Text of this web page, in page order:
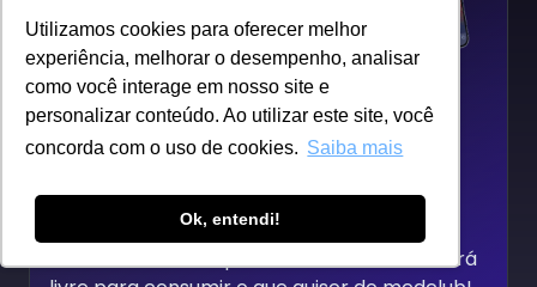
Utilizamos cookies para oferecer melhor
experiência, melhorar o desempenho, analisar
como você interage em nosso site e
personalizar conteúdo. Ao utilizar este site, você
concorda com o uso de cookies. Saiba mais
Ok, entendi!
Tenha acesso a todos os
graça
Através de um simples cadastro, você estará